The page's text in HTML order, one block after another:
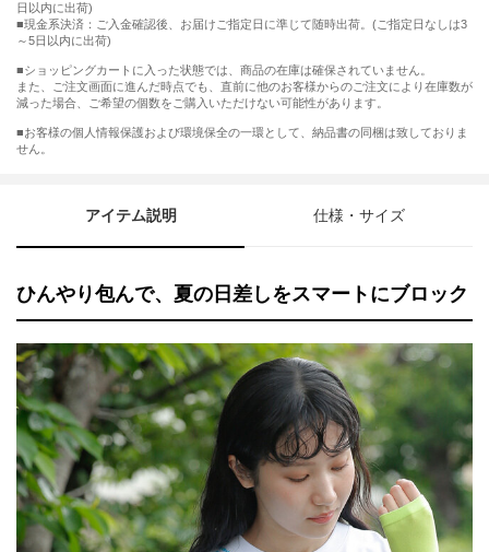
日以内に出荷)
■現金系決済：ご入金確認後、お届けご指定日に準じて随時出荷。(ご指定日なしは3
～5日以内に出荷)
■ショッピングカートに入った状態では、商品の在庫は確保されていません。
また、ご注文画面に進んだ時点でも、直前に他のお客様からのご注文により在庫数が
減った場合、ご希望の個数をご購入いただけない可能性があります。
■お客様の個人情報保護および環境保全の一環として、納品書の同梱は致しておりま
せん。
アイテム説明 仕様・サイズ
ひんやり包んで、夏の日差しをスマートにブロック